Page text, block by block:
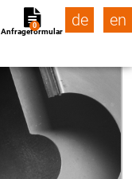
Anfrageformular
0 de en